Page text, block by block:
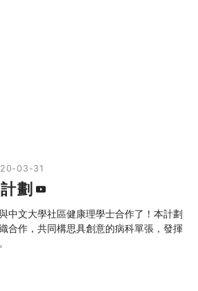
03-31
劃
中文大學社區健康理學士合作了！本計劃
合作，共同構思具創意的病科單張，發揮